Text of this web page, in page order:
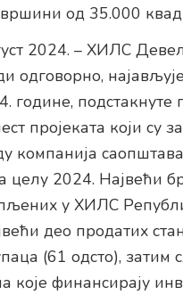
од 35.000
2024. – ХИЛС
одговорно,
године,
пројеката који су
компанија
2024. Највећи
у ХИЛС
део продатих
(61 одсто),
које финансирају